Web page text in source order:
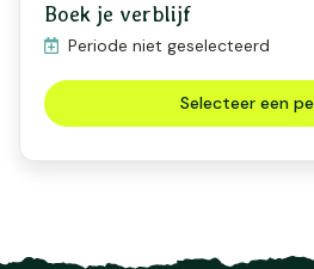
Boek je verblijf
Periode niet geselecteerd
Selecteer een